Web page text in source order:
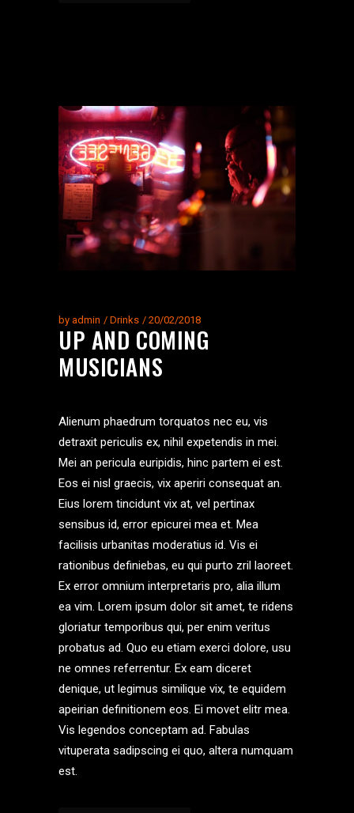
by admin Drinks 20/02/2018
UP AND COMING
MUSICIANS
Alienum phaedrum torquatos nec eu, vis
detraxit periculis ex, nihil expetendis in mei.
Mei an pericula euripidis, hinc partem ei est.
Eos ei nisl graecis, vix aperiri consequat an.
Eius lorem tincidunt vix at, vel pertinax
sensibus id, error epicurei mea et. Mea
facilisis urbanitas moderatius id. Vis ei
rationibus definiebas, eu qui purto zril laoreet.
Ex error omnium interpretaris pro, alia illum
ea vim. Lorem ipsum dolor sit amet, te ridens
gloriatur temporibus qui, per enim veritus
probatus ad. Quo eu etiam exerci dolore, usu
ne omnes referrentur. Ex eam diceret
denique, ut legimus similique vix, te equidem
apeirian definitionem eos. Ei movet elitr mea.
Vis legendos conceptam ad. Fabulas
vituperata sadipscing ei quo, altera numquam
est.